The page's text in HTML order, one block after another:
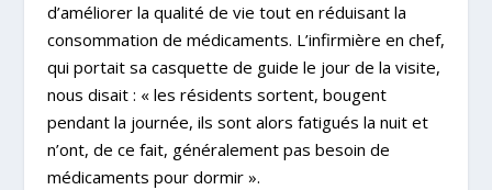
d’améliorer la qualité de vie tout en réduisant la
consommation de médicaments. L’infirmière en chef,
qui portait sa casquette de guide le jour de la visite,
nous disait : « les résidents sortent, bougent
pendant la journée, ils sont alors fatigués la nuit et
n’ont, de ce fait, généralement pas besoin de
médicaments pour dormir ».